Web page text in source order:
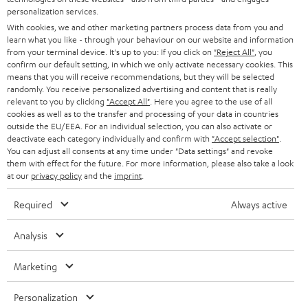
SOUNDBARS
STEREO
SMART HOME
BLUETOOTH-LAUTSPRECHER
KOPFHÖRER
BLUETOOTH-KOPFHÖRER
LAUTSPRECHER
ULTIMA-SERIE
IN-EAR-KOPFHÖRER
PRESSE & MARKETING
GESCHÄFTSKUNDEN
PARTNERPROGRAMM
BLOG
NEWSLETTER
STORES
DEINE VORTEILE BEI TEUFEL
TEUFEL STORY
UNSER MANAGEMENT
DEUTSCHLAND
ÖSTERREICH
SCHWEIZ
NIEDERLANDE
BELGIEN
POLEN
SPANIEN
Technische Änderungen, Tippfehler und Irrtum vorbehalten. Das auf unseren
Fotos abgebildete Zubehör ist nicht im Lieferumfang enthalten. Etwaige
personalization services.
With cookies, we and other marketing partners process data from you and
learn what you like - through your behaviour on our website and information
from your terminal device. It's up to you: If you click on "Reject All" , you
confirm our default setting, in which we only activate necessary cookies. This
means that you will receive recommendations, but they will be selected
randomly. You receive personalized advertising and content that is really
relevant to you by clicking "Accept All" . Here you agree to the use of all
cookies as well as to the transfer and processing of your data in countries
outside the EU/EEA. For an individual selection, you can also activate or
deactivate each category individually and confirm with "Accept selection"
You can adjust all consents at any time under "Data settings" and revoke
them with effect for the future. For more information, please also take a look
at our privacy policyand the imprint
Required Always active
Analysis
Marketing
Personalization